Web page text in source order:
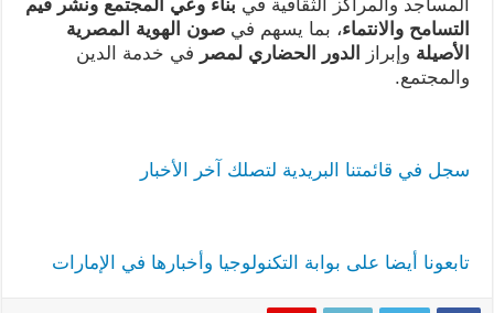
المساجد والمراكز الثقافية في بناء وعي المجتمع ونشر قيم
التسامح والانتماء، بما يسهم في صون الهوية المصرية
الأصيلةوإبراز الدور الحضاري لمصر في خدمة الدين
والمجتمع.
سجل في قائمتنا البريدية لتصلك آخر الأخبار
تابعونا أيضا على بوابة التكنولوجيا وأخبارها في الإمارات